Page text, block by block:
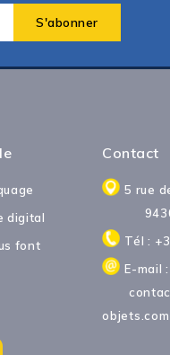
digital
font
Contact
5
Tél :
contact-
objets.com